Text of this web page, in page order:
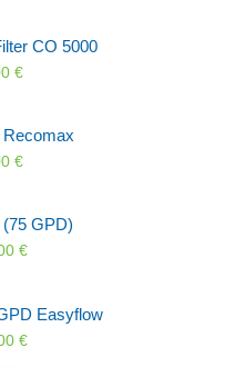
CO 5000
€
€
GPD)
€
Easyflow
€